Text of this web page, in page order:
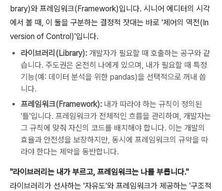
brary)와 프레임워크(Framework)입니다. 시니어 에디터의 시각
에서 볼 때, 이 둘을 구분하는 결정적 잣대는 바로 '제어의 역전(In
version of Control)'입니다.
라이브러리(Library): 개발자가 필요할 때 호출하는 공구와 같
습니다. 주도권은 온전히 나에게 있으며, 내가 필요할 때 특정
기능(예: 데이터 분석을 위한 pandas)을 선택적으로 꺼내 씁
니다.
프레임워크(Framework): 내가 따라야 하는 규칙이 정의된
'틀'입니다. 프레임워크가 전체적인 흐름을 관리하며, 개발자는
그 규칙에 맞춰 자신의 코드를 배치해야 합니다. 이는 개발의
효율과 안전성을 보장하지만, 동시에 프레임워크의 규약을 따
라야 한다는 제약을 동반합니다.
"라이브러리는 내가 부르고, 프레임워크는 나를 부릅니다."
라이브러리가 선사하는 '자유도'와 프레임워크가 제공하는 '구조적